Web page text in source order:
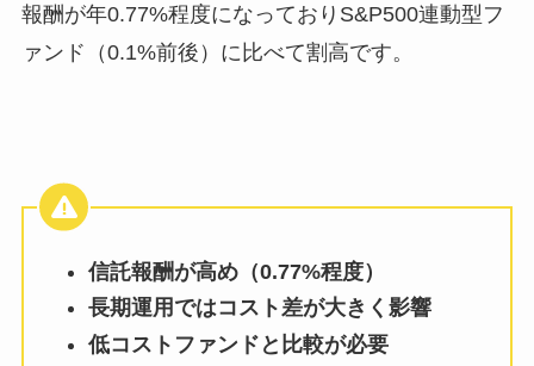
報酬が年0.77%程度になっておりS&P500連動型フ
ァンド（0.1%前後）に比べて割高です。
信託報酬が高め（0.77%程度）
長期運用ではコスト差が大きく影響
低コストファンドと比較が必要